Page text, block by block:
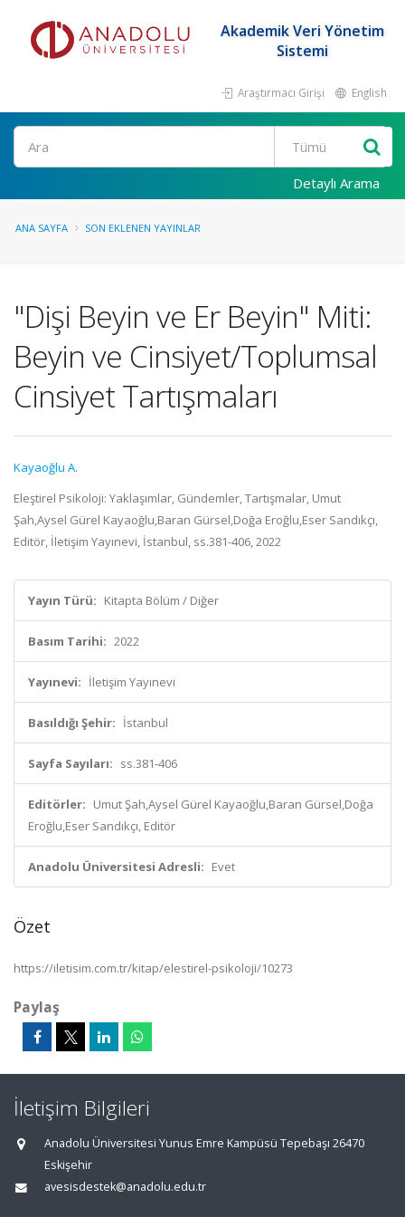
Akademik Veri Yönetim
Sistemi
Araştırmacı Girişi English
Ara
Detaylı Arama
ANA SAYFA SON EKLENEN YAYINLAR
"Dişi Beyin ve Er Beyin" Miti:
Beyin ve Cinsiyet/Toplumsal
Cinsiyet Tartışmaları
Kayaoğlu A.
Eleştirel Psikoloji: Yaklaşımlar, Gündemler, Tartışmalar, Umut
Şah,Aysel Gürel Kayaoğlu,Baran Gürsel,Doğa Eroğlu,Eser Sandıkçı,
Editör, İletişim Yayınevi, İstanbul, ss.381-406, 2022
Yayın Türü: Kitapta Bölüm / Diğer
Basım Tarihi: 2022
Yayınevi: İletişim Yayınevi
Basıldığı Şehir: İstanbul
Sayfa Sayıları: ss.381-406
Editörler: Umut Şah,Aysel Gürel Kayaoğlu,Baran Gürsel,Doğa
Eroğlu,Eser Sandıkçı, Editör
Anadolu Üniversitesi Adresli: Evet
Özet
https://iletisim.com.tr/kitap/elestirel-psikoloji/10273
Paylaş
İletişim Bilgileri
Anadolu Üniversitesi Yunus Emre Kampüsü Tepebaşı 26470
Eskişehir
avesisdestek@anadolu.edu.tr